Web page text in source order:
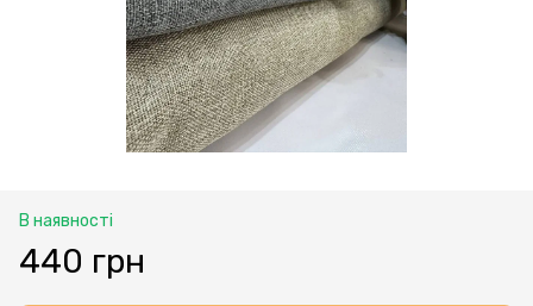
В наявності
440 грн